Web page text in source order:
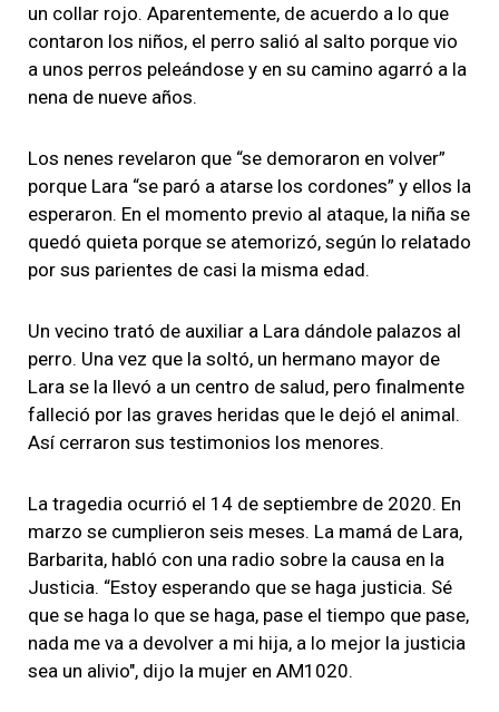
un collar rojo. Aparentemente, de acuerdo a lo que
contaron los niños, el perro salió al salto porque vio
a unos perros peleándose y en su camino agarró a la
nena de nueve años.
Los nenes revelaron que “se demoraron en volver”
porque Lara “se paró a atarse los cordones” y ellos la
esperaron. En el momento previo al ataque, la niña se
quedó quieta porque se atemorizó, según lo relatado
por sus parientes de casi la misma edad.
Un vecino trató de auxiliar a Lara dándole palazos al
perro. Una vez que la soltó, un hermano mayor de
Lara se la llevó a un centro de salud, pero finalmente
falleció por las graves heridas que le dejó el animal.
Así cerraron sus testimonios los menores.
La tragedia ocurrió el 14 de septiembre de 2020. En
marzo se cumplieron seis meses. La mamá de Lara,
Barbarita, habló con una radio sobre la causa en la
Justicia. “Estoy esperando que se haga justicia. Sé
que se haga lo que se haga, pase el tiempo que pase,
nada me va a devolver a mi hija, a lo mejor la justicia
sea un alivio", dijo la mujer en AM1020.